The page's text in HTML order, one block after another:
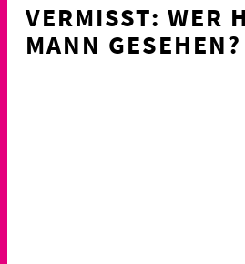
VERMISST: WER
MANN GESEHEN?